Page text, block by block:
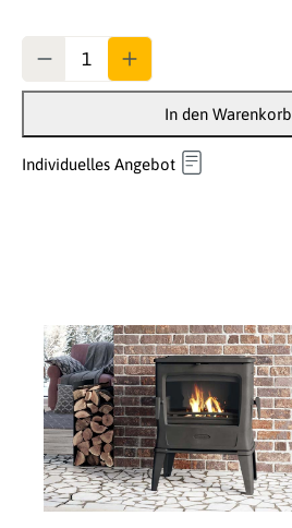
In den Warenkorb
Individuelles Angebot